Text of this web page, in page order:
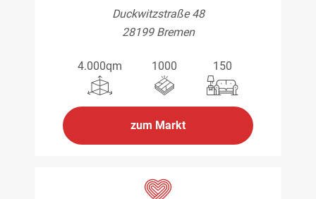
Duckwitzstraße 48
28199 Bremen
4.000qm 1000 150
zum Markt